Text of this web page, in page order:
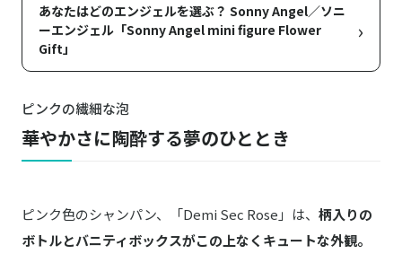
あなたはどのエンジェルを選ぶ？ Sonny Angel／ソニ
ーエンジェル「Sonny Angel mini figure Flower
Gift」
›
ピンクの繊細な泡
華やかさに陶酔する夢のひととき
ピンク色のシャンパン、「Demi Sec Rose」は、 柄入りの
ボトルとバニティボックスがこの上なくキュートな外観。